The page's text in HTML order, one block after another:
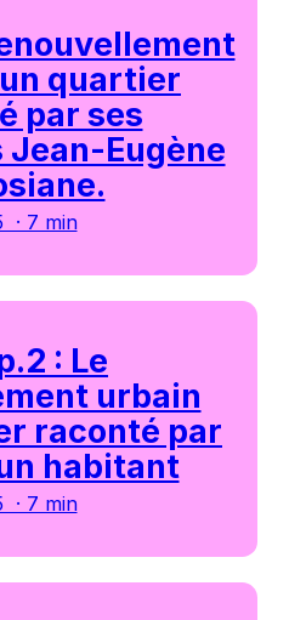
quartier
par ses
Jean-Eugène
· 7 min
: Le
urbain
raconté par
habitant
· 7 min